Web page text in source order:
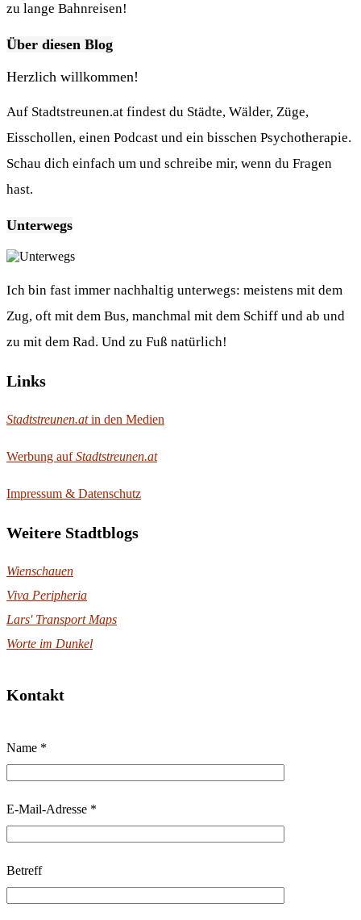
zu lange Bahnreisen!
Über diesen Blog
Herzlich willkommen!
Auf Stadtstreunen.at findest du Städte, Wälder, Züge,
Eisschollen, einen Podcast und ein bisschen Psychotherapie.
Schau dich einfach um und schreibe mir, wenn du Fragen
hast.
Unterwegs
Ich bin fast immer nachhaltig unterwegs: meistens mit dem
Zug, oft mit dem Bus, manchmal mit dem Schiff und ab und
zu mit dem Rad. Und zu Fuß natürlich!
Links
Stadtstreunen.atin den Medien
Werbung aufStadtstreunen.at
Impressum & Datenschutz
Weitere Stadtblogs
Wienschauen
Viva Peripheria
Lars' Transport Maps
Worte im Dunkel
Kontakt
t
t
e
a
s
Name *
E-Mail-Adresse *
Betreff